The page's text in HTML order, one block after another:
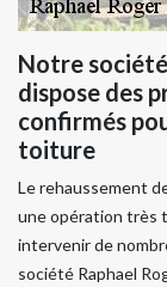
Notre
dispose des
confirmés
toiture
Le rehaussement
une opération très
intervenir de
société Raphael